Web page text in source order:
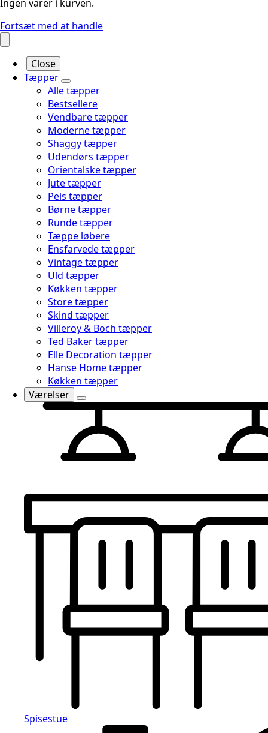
Ingen varer i kurven.
Fortsæt med at handle
Close
Tæpper
Alle tæpper
Bestsellere
Vendbare tæpper
Moderne tæpper
Shaggy tæpper
Udendørs tæpper
Orientalske tæpper
Jute tæpper
Pels tæpper
Børne tæpper
Runde tæpper
Tæppe løbere
Ensfarvede tæpper
Vintage tæpper
Uld tæpper
Køkken tæpper
Store tæpper
Skind tæpper
Villeroy & Boch tæpper
Ted Baker tæpper
Elle Decoration tæpper
Hanse Home tæpper
Køkken tæpper
Værelser
Spisestue